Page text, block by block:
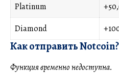
Platinum
Diamond
Как отправить Notcoin?
Функция временно недоступна.